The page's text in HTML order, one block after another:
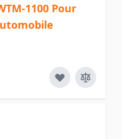
1100 Pour